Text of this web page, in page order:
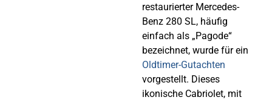
restaurierter Mercedes-
Benz 280 SL, häufig
einfach als „Pagode“
bezeichnet, wurde für ein
Oldtimer-Gutachten
vorgestellt. Dieses
ikonische Cabriolet, mit